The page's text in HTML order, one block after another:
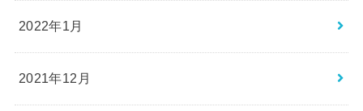
2022年1月
2021年12月